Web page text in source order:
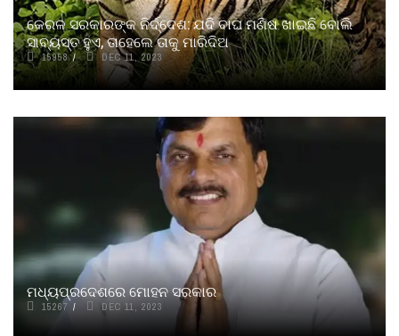
କେରଳ ସରକାରଙ୍କ ନିର୍ଦ୍ଦେଶ: ଯଦି ବାଘ ମଣିଷ ଖାଇଛି ବୋଲି
ସାବ୍ୟସ୍ତ ହୁଏ, ତାହେଲେ ତାକୁ ମାରିଦିଅ
15958 DEC 11, 2023
ମଧ୍ୟପ୍ରଦେଶରେ ମୋହନ ସରକାର
15267 DEC 11, 2023